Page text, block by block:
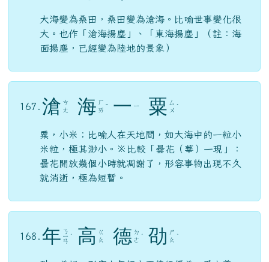
大海變為桑田，桑田變為滄海。比喻世事變化很
大。也作「滄海揚塵」、「東海揚塵」（註：海
面揚塵，已經變為陸地的景象）
167. 滄 ㄘ
ㄤ
海 ㄏ
ㄞ ˇ 一 ㄧ 粟 ㄙ
ㄨ ˋ
粟，小米；比喻人在天地間，如大海中的一粒小
米粒，極其渺小。※比較「曇花（華）一現」：
曇花開放幾個小時就凋謝了，形容事物出現不久
就消逝，極為短暫。
168. 年 ㄋ
ㄧ
ㄢ
ˊ 高 ㄍ
ㄠ
德 ㄉ
ㄜ ˊ 劭 ㄕ
ㄠ ˋ